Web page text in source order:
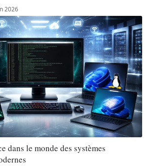
2026
dans le monde des systèmes